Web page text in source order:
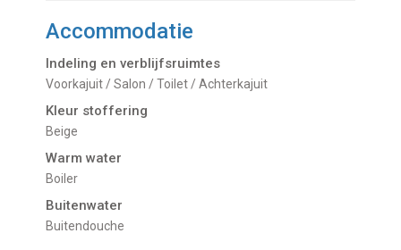
Accommodatie
Indeling en verblijfsruimtes
Voorkajuit / Salon / Toilet / Achterkajuit
Kleur stoffering
Beige
Warm water
Boiler
Buitenwater
buitendouche